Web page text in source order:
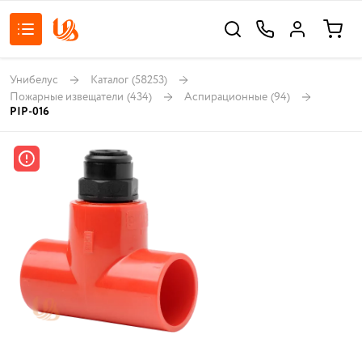
Унибелус Каталог (58253)
Пожарные извещатели (434) Аспирационные (94)
PIP-016